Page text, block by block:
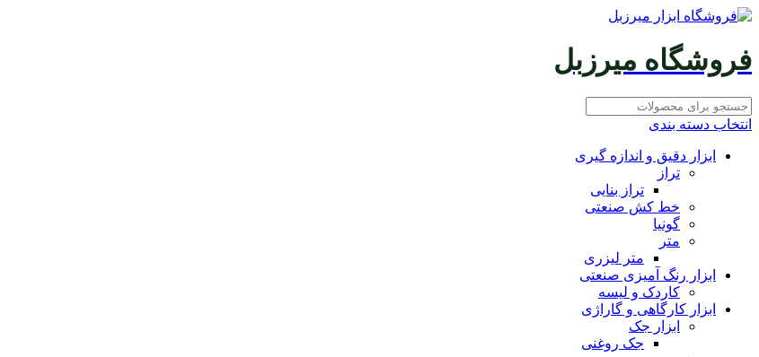
فروشگاه میرزبل
انتخاب دسته بندی
ابزار دقیق و اندازه گیری
تراز
تراز بنایی
خط کش صنعتی
گونیا
متر
متر لیزری
ابزار رنگ آمیزی صنعتی
کاردک و لیسه
ابزار کارگاهی و گاراژی
ابزار جک
جک روغنی